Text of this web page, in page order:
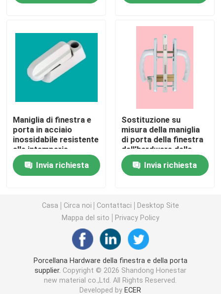
Richieda una citazione
Profili della finestra di UPVC
finestra della stoffa per tendine del upvc
finestra di scivolamento del upvc
Portello scorrevole di UPVC
Finestra di alluminio della rottura termica
Porte di alluminio della rottura termica
Maniglia di finestra e
porta in acciaio
inossidabile resistente
alle intemperie
Invia richiesta
Sostituzione su
misura della maniglia
di porta della finestra
dell'hardware della
porta e della finestra
UPVC Invia richiesta
Casa Circa noi Contattaci
Desktop Site
Mappa del sito
Privacy Policy
Porcellana Hardware della finestra e della porta
supplier. Copyright © 2026 Shandong Honestar
new material co.,Ltd. All Rights Reserved.
Developed by ECER